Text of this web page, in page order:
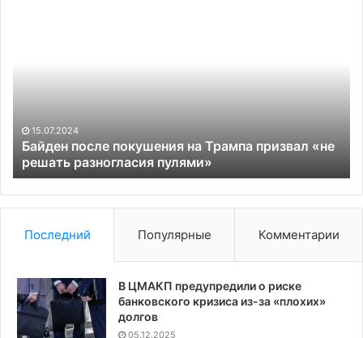
решать
разногласия
пулями»
15.07.2024
Байден после покушения на Трампа призвал «не
решать разногласия пулями»
Последний Популярные Комментарии
В ЦМАКП предупредили о риске
банковского кризиса из-за «плохих»
долгов
05.12.2025